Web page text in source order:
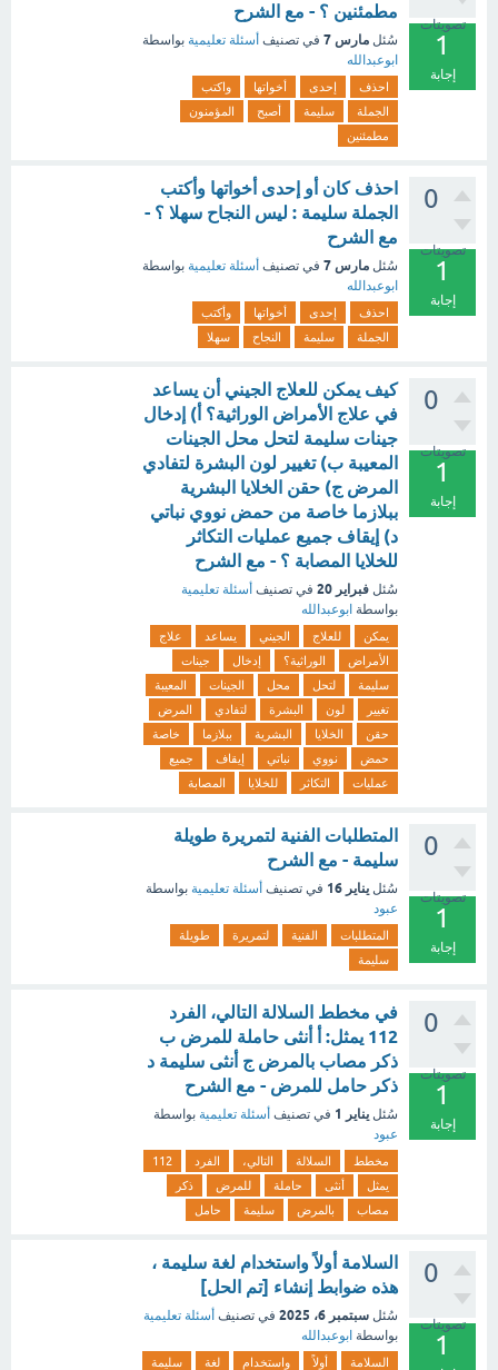
تصويتات
1
إجابة
مطمئنين ؟ - مع الشرح
سُئل مارس 7 في تصنيف أسئلة تعليمية بواسطة
ابوعبدالله
احذف إحدى أخواتها
واكتب
الجملة
سليمة أصبح
المؤمنون
مطمئنين
0
تصويتات
1
إجابة
احذف كان أو إحدى أخواتها وأكتب
الجملة سليمة : ليس النجاح سهلا ؟ -
مع الشرح
سُئل مارس 7 في تصنيف أسئلة تعليمية بواسطة
ابوعبدالله
احذف إحدى أخواتها
وأكتب
الجملة
سليمة النجاح سهلا
0
تصويتات
1
إجابة
كيف يمكن للعلاج الجيني أن يساعد
في علاج الأمراض الوراثية؟ أ) إدخال
جينات سليمة لتحل محل الجينات
المعيبة ب) تغيير لون البشرة لتفادي
المرض ج) حقن الخلايا البشرية
ببلازما خاصة من حمض نووي نباتي
د) إيقاف جميع عمليات التكاثر
للخلايا المصابة ؟ - مع الشرح
سُئل فبراير 20 في تصنيف أسئلة تعليمية
بواسطة ابوعبدالله
يمكن للعلاج الجيني يساعد
علاج
الأمراض
الوراثية؟ إدخال
جينات
سليمة
لتحل محل الجينات
المعيبة
تغيير
لون البشرة لتفادي
المرض
حقن
الخلايا البشرية ببلازما
خاصة
حمض
نووي نباتي إيقاف
جميع
عمليات
التكاثر للخلايا المصابة
0
تصويتات
1
إجابة
المتطلبات الفنية لتمريرة طويلة
سليمة - مع الشرح
سُئل يناير 16 في تصنيف أسئلة تعليمية بواسطة
عبود
المتطلبات الفنية لتمريرة
طويلة
سليمة
0
تصويتات
1
إجابة
في مخطط السلالة التالي، الفرد
112 يمثل: أ أنثى حاملة للمرض ب
ذكر مصاب بالمرض ج أنثى سليمة د
ذكر حامل للمرض - مع الشرح
سُئل يناير 1 في تصنيف أسئلة تعليمية بواسطة
عبود
مخطط السلالة التالي، الفرد
112
يمثل
أنثى حاملة للمرض
ذكر
مصاب
بالمرض سليمة حامل
0
تصويتات
1
السلامة أولاً واستخدام لغة سليمة ،
هذه ضوابط إنشاء [تم الحل]
سُئل سبتمبر 6، 2025 في تصنيف أسئلة تعليمية
بواسطة ابوعبدالله
السلامة أولاً واستخدام لغة سليمة